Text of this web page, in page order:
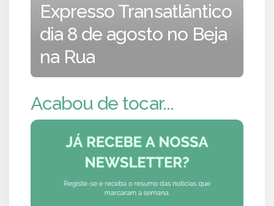
Expresso Transatlântico
dia 8 de agosto no Beja
na Rua
Acabou de tocar...